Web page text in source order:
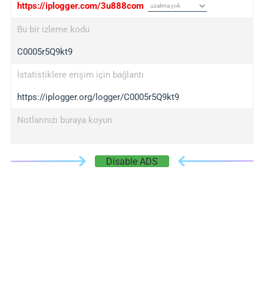
https://iplogger.com/3u888com
Bu bir izleme kodu
C0005r5Q9kt9
İstatistiklere erişim için bağlantı
https://iplogger.org/logger/C0005r5Q9kt9
Notlarınızı buraya koyun
Disable ADS